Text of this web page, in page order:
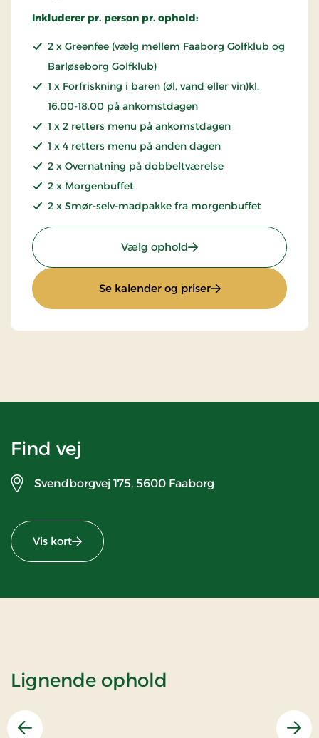
Inkluderer pr. person pr. ophold:
2 x Greenfee (vælg mellem Faaborg Golfklub og
Barløseborg Golfklub)
1 x Forfriskning i baren (øl, vand eller vin)kl.
16.00-18.00 på ankomstdagen
1 x 2 retters menu på ankomstdagen
1 x 4 retters menu på anden dagen
2 x Overnatning på dobbeltværelse
2 x Morgenbuffet
2 x Smør-selv-madpakke fra morgenbuffet
Vælg ophold: Golfophold 2 nætter
Se kalender og priser: Golfophold 2
Find vej
Svendborgvej 175, 5600 Faaborg
Vis kort
Lignende ophold
Forrige